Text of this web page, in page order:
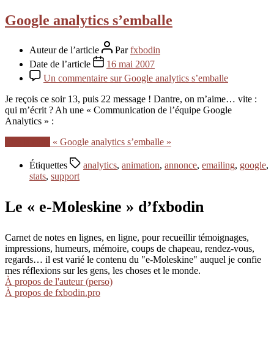
Google analytics s’emballe
Auteur de l’article Parfxbodin
Date de l’article
16 mai 2007
Un commentaire sur Google analytics s’emballe
Je reçois ce soir 13, puis 22 message ! Dantre, on m’aime… vite :
qui m’écrit ? Ah une « Communication de l’équipe Google
Analytics » :
« Google analytics s’emballe »
Étiquettes analytics, animation, annonce, emailing, google,
stats, support
Le « e-Moleskine » d’fxbodin
Carnet de notes en lignes, en ligne, pour recueillir témoignages,
impressions, humeurs, mémoire, coups de chapeau, rendez-vous,
regards… il est varié le contenu du "e-Moleskine" auquel je confie
mes réflexions sur les gens, les choses et le monde.
À propos de l'auteur (perso)
À propos de fxbodin.pro